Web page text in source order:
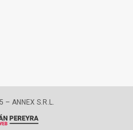
– ANNEX S.R.L.